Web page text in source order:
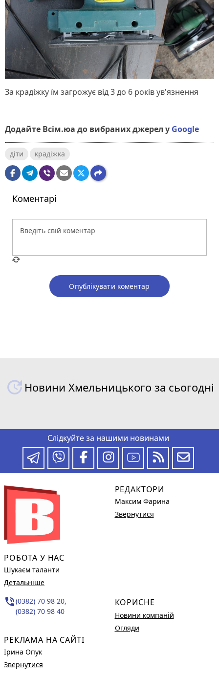
За крадіжку їм загрожує від 3 до 6 років ув'язнення
Додайте Всім.юа до вибраних джерел у Google
діти крадіжка
Коментарі
Опублікувати коментар
Новини Хмельницького за сьогодні
Слідкуйте за нашими новинами
РОБОТА У НАС
Шукаєм таланти
Детальніше
phone_in_talk(0382) 70 98 20,
(0382) 70 98 40
РЕКЛАМА НА САЙТІ
Ірина Опук
Звернутися
РЕДАКТОРИ
Максим Фарина
Звернутися
КОРИСНЕ
Новини компаній
Огляди